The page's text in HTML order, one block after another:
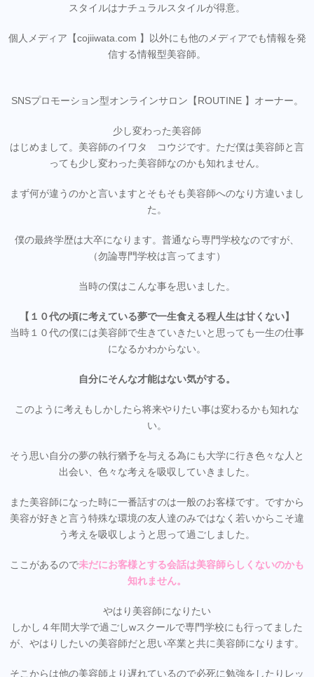
スタイルはナチュラルスタイルが得意。
個人メディア【cojiiwata.com 】以外にも他のメディアでも情報を発
信する情報型美容師。
SNSプロモーション型オンラインサロン【ROUTINE 】オーナー。
少し変わった美容師
はじめまして。美容師のイワタ コウジです。ただ僕は美容師と言
っても少し変わった美容師なのかも知れません。
まず何が違うのかと言いますとそもそも美容師へのなり方違いまし
た。
僕の最終学歴は大卒になります。普通なら専門学校なのですが、
（勿論専門学校は言ってます）
当時の僕はこんな事を思いました。
【１０代の頃に考えている夢で一生食える程人生は甘くない】
当時１０代の僕には美容師で生きていきたいと思っても一生の仕事
になるかわからない。
自分にそんな才能はない気がする。
このように考えもしかしたら将来やりたい事は変わるかも知れな
い。
そう思い自分の夢の執行猶予を与える為にも大学に行き色々な人と
出会い、色々な考えを吸収していきました。
また美容師になった時に一番話すのは一般のお客様です。ですから
美容が好きと言う特殊な環境の友人達のみではなく若いからこそ違
う考えを吸収しようと思って過ごしました。
ここがあるので未だにお客様とする会話は美容師らしくないのかも
知れません。
やはり美容師になりたい
しかし４年間大学で過ごしwスクールで専門学校にも行ってました
が、やはりしたいの美容師だと思い卒業と共に美容師になります。
そこからは他の美容師より遅れているので必死に勉強をしたりレッ